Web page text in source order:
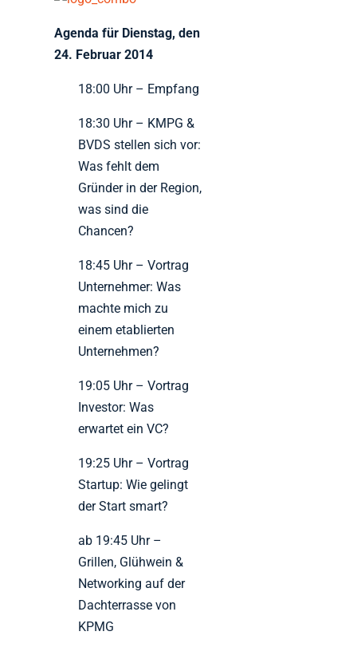
Agenda für Dienstag, den
24. Februar 2014
18:00 Uhr – Empfang
18:30 Uhr – KMPG &
BVDS stellen sich vor:
Was fehlt dem
Gründer in der Region,
was sind die
Chancen?
18:45 Uhr – Vortrag
Unternehmer: Was
machte mich zu
einem etablierten
Unternehmen?
19:05 Uhr – Vortrag
Investor: Was
erwartet ein VC?
19:25 Uhr – Vortrag
Startup: Wie gelingt
der Start smart?
ab 19:45 Uhr –
Grillen, Glühwein &
Networking auf der
Dachterrasse von
KPMG